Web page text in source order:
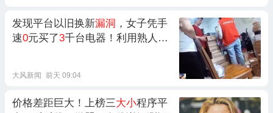
发现平台以旧换新漏洞 ，女子凭手
速0元买了3千台电器！利用熟人共
大风新闻 前天 09:04
价格差距巨大！上榜三大小程序平